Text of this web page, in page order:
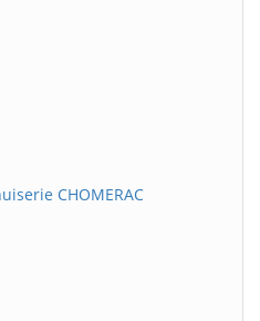
CHOMERAC